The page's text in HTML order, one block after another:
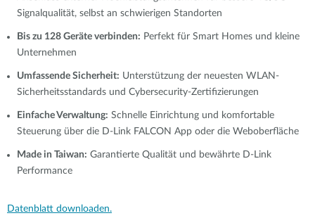
Signalqualität, selbst an schwierigen Standorten
Bis zu 128 Geräte verbinden: Perfekt für Smart Homes und kleine
Unternehmen
Umfassende Sicherheit: Unterstützung der neuesten WLAN-
Sicherheitsstandards und Cybersecurity-Zertifizierungen
Einfache Verwaltung: Schnelle Einrichtung und komfortable
Steuerung über die D-Link FALCON App oder die Weboberfläche
Made in Taiwan: Garantierte Qualität und bewährte D-Link
Performance
Datenblatt downloaden.